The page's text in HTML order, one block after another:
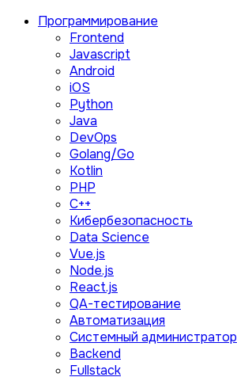
Программирование
Frontend
Javascript
Android
iOS
Python
Java
DevOps
Golang/Go
Kotlin
PHP
C++
Кибербезопасность
Data Science
Vue.js
Node.js
React.js
QA-тестирование
Автоматизация
Системный администратор
Backend
Fullstack